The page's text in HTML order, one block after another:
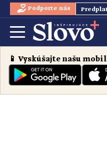
Podporte nás
📱 Vyskúšajte našu